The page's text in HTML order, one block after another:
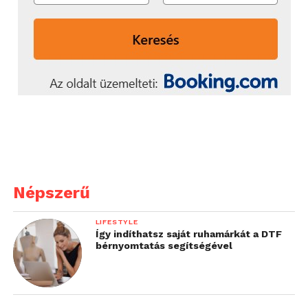
Népszerű
LIFESTYLE
Így indíthatsz saját ruhamárkát a DTF
bérnyomtatás segítségével